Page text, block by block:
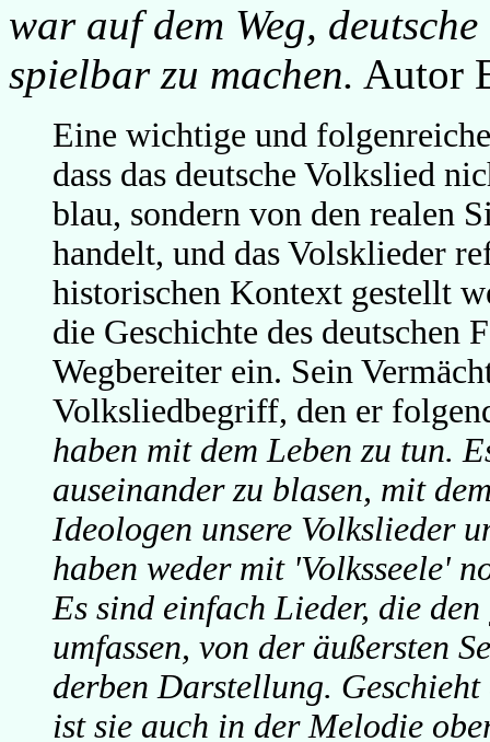
war auf dem Weg,
spielbar zu machen. Autor
Eine wichtige und
dass das deutsche Volkslied
blau, sondern von den realen
handelt, und das Volsklieder
historischen Kontext gestellt
die Geschichte des
Wegbereiter ein. Sein
Volksliedbegriff, den er
haben mit dem Leben zu tun.
auseinander zu blasen, mit
Ideologen unsere Volkslieder
haben weder mit 'Volksseele'
Es sind einfach Lieder, die
umfassen, von der äußersten
derben Darstellung.
ist sie auch in der Melodie